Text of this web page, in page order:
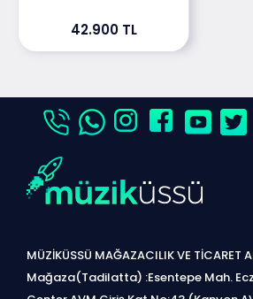
42.900 TL
MÜZİKÜSSÜ MAĞAZACILIK VE TİCARET
Mağaza(Tadilatta) :Esentepe Mah.